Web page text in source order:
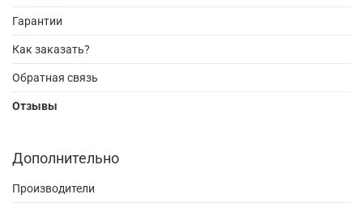
Гарантии
Как заказать?
Обратная связь
Отзывы
Дополнительно
Производители